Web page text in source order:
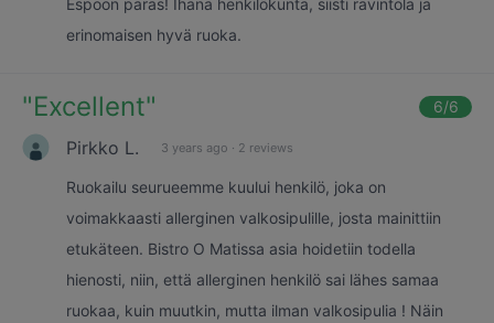
Espoon paras! Ihana henkilökunta, siisti ravintola ja
erinomaisen hyvä ruoka.
"Excellent" 6/6
Pirkko L. 3 years ago · 2 reviews
Ruokailu seurueemme kuului henkilö, joka on
voimakkaasti allerginen valkosipulille, josta mainittiin
etukäteen. Bistro O Matissa asia hoidetiin todella
hienosti, niin, että allerginen henkilö sai lähes samaa
ruokaa, kuin muutkin, mutta ilman valkosipulia ! Näin